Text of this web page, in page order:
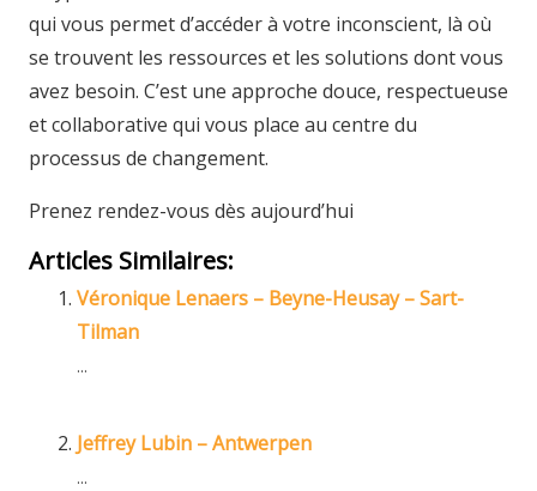
qui vous permet d’accéder à votre inconscient, là où
se trouvent les ressources et les solutions dont vous
avez besoin. C’est une approche douce, respectueuse
et collaborative qui vous place au centre du
processus de changement.
Prenez rendez-vous dès aujourd’hui
Articles Similaires:
Véronique Lenaers – Beyne-Heusay – Sart-
Tilman
...
Jeffrey Lubin – Antwerpen
...